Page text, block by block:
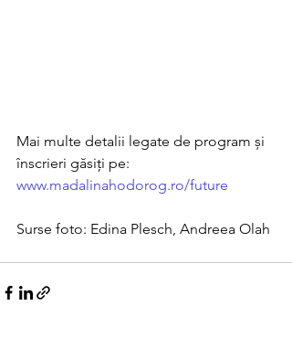
Mai multe detalii legate de program și
înscrieri găsiți pe:
www.madalinahodorog.ro/future
Surse foto: Edina Plesch, Andreea Olah